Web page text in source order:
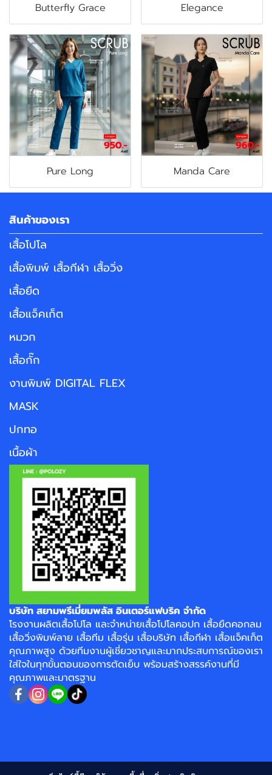
Butterfly Grace Elegance
Pure Long Manda Care
สินค้าของเรา
เสื้อโปโล
เสื้อพิมพ์ เสื้อกีฬา เสื้อวิ่ง
เสื้อยืด
เสื้อแจ็คเก็ต
หมวก
เสื้อกั๊ก
งานพิมพ์ DIGITAL FLEX
MASK
ปกทอ
เนื้อผ้า
บริษัท สยามพรีเมี่ยมพลัส อินเตอร์แฟบริค จำกัด
โรงงานผลิตเสื้อโปโล และจำหน่ายเสื้อโปโลคอปก เสื้อยืดคอกลม
เสื้อวิ่งพิมพ์ลาย เสื้อทีม เสื้อรุ่น เสื้อบริษัท เสื้อกีฬา เสื้อแจ็คเก็ต
คุณภาพสูง ด้วยทีมงานผู้เชี่ยวชาญและมากประสบการณ์ของเรา
ใส่ใจในทุกขั้นตอนของการตัดเย็บ พร้อมสร้างสรรค์งานที่มี
คุณภาพและมาตรฐาน